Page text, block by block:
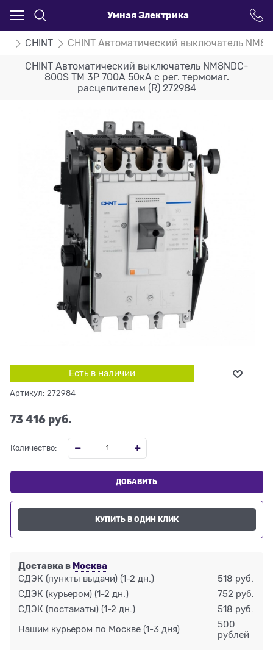
Умная Электрика
CHINT CHINT Автоматический выключатель
CHINT Автоматический выключатель NM8NDC-
800S TM 3P 700А 50кА с рег. термомаг.
расцепителем (R) 272984
Есть в наличии
Артикул: 272984
73 416 руб.
Количество:
ДОБАВИТЬ
КУПИТЬ В ОДИН КЛИК
Доставка в Москва
СДЭК (пункты выдачи) (1-2 дн.)
518 руб.
СДЭК (курьером) (1-2 дн.)
752 руб.
СДЭК (постаматы) (1-2 дн.) 518 руб.
Нашим курьером по Москве (1-3 дня)
500
рублей